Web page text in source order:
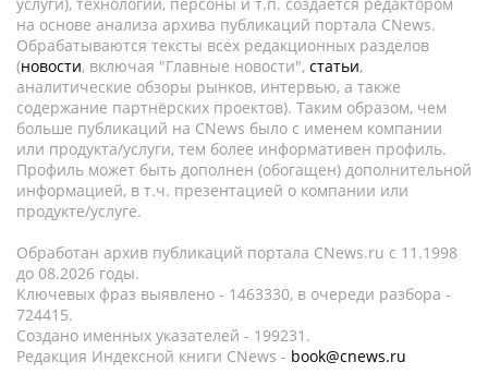
на основе анализа архива публикаций портала CNews.
Обрабатываются тексты всех редакционных разделов
(новости, включая "Главные новости", статьи,
аналитические обзоры рынков, интервью, а также
содержание партнёрских проектов). Таким образом, чем
больше публикаций на CNews было с именем компании
или продукта/услуги, тем более информативен профиль.
Профиль может быть дополнен (обогащен) дополнительной
информацией, в т.ч. презентацией о компании или
продукте/услуге.
Обработан архив публикаций портала CNews.ru c 11.1998
до 08.2026 годы.
Ключевых фраз выявлено - 1463330, в очереди разбора -
724415.
Создано именных указателей - 199231.
Редакция Индексной книги CNews - book@cnews.ru